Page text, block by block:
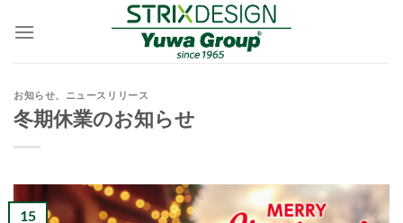
お知らせ、 ニュースリリース
冬期休業のお知らせ
15